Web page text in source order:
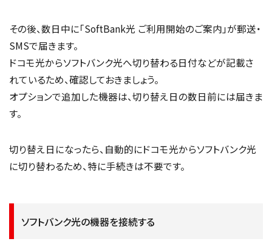
その後、数日中に「SoftBank光 ご利用開始のご案内」が郵送・
SMSで届きます。
ドコモ光からソフトバンク光へ切り替わる日付などが記載さ
れているため、確認しておきましょう。
オプションで追加した機器は、切り替え日の数日前には届きま
す。
切り替え日になったら、自動的にドコモ光からソフトバンク光
に切り替わるため、特に手続きは不要です。
ソフトバンク光の機器を接続する